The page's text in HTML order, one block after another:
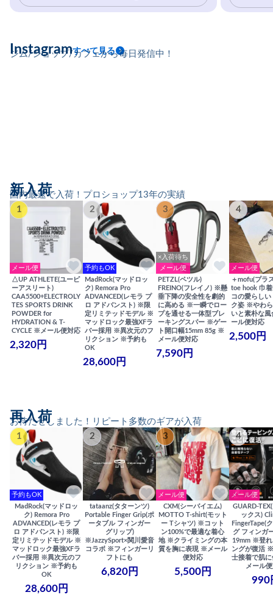
ジム/ショップ/カフェから毎日発信中！
Instagramすべて見る
国内最速で入荷！プロショップ13年の実績
新入荷
1
メール便
△UP ATHLETE(ユーピ
ーアスリート)
CAA5500+ELECTROLY
TES SPORTS DRINK
POWDER for
HYDRATION & T-
CYCLE ※メール便対応
2,320円
2
予約もOK
MadRock(マッドロッ
ク) Remora Pro
ADVANCED(レモラ プ
ロ アドバンスト) ※限
定リミテッドモデル ※
マッドロック最強XFラ
バー採用 ※異次元のフ
リクション ※予約も
OK
28,600円
3
×入荷待ち
メール便
PETZL(ペツル)
FREINO(フレイノ) ※懸
垂下降の安全性を劇的
に高める ※一瞬でロー
プを通せる一体型ブレ
ーキングスパー ※ゲー
ト開口幅15mm 85g ※
メール便対応
7,590円
4
メール便
＋mofu(プラ
toe hook 巾
コの愛らしい
ク姿 ※やわ
いと素朴な
ール便対応
2,500円
お待たせしました！リピート多数のギアが入荷
再入荷
1
予約もOK
MadRock(マッドロッ
ク) Remora Pro
ADVANCED(レモラ プ
ロ アドバンスト) ※限
定リミテッドモデル ※
マッドロック最強XFラ
バー採用 ※異次元のフ
リクション ※予約も
OK
28,600円
2
tataanz(タターンツ)
Portable Finger Grip(ポ
ータブル フィンガー
グリップ)
※JazzySport×関川愛音
コラボ ※フィンガーリ
フトにも
6,820円
3
メール便
CXM(シーバイエム)
MOTTO T-shirt(モット
ー Tシャツ) ※コット
ン100%で最適な着心
地 ※クライミングの本
質を胸に表現 ※メール
便対応
5,500円
4
メール便
GUARD-
ックス)
FingerTape(
グ フィンガ
19mm ※登れ
ングが復活
士接着で肌
メール
990